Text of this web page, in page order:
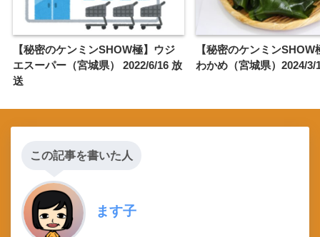
【秘密のケンミンSHOW極】ウジ
エスーパー（宮城県） 2022/6/16 放
送
【秘密のケンミンSHOW
わかめ（宮城県）2024/3/
この記事を書いた人
ます子